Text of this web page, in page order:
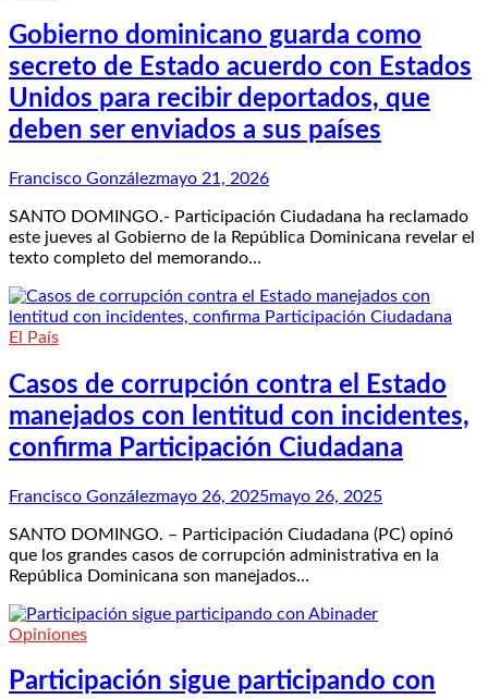
Gobierno dominicano guarda como
secreto de Estado acuerdo con Estados
Unidos para recibir deportados, que
deben ser enviados a sus países
Francisco Gonzálezmayo 21, 2026
SANTO DOMINGO.- Participación Ciudadana ha reclamado
este jueves al Gobierno de la República Dominicana revelar el
texto completo del memorando…
El País
Casos de corrupción contra el Estado
manejados con lentitud con incidentes,
confirma Participación Ciudadana
Francisco Gonzálezmayo 26, 2025mayo 26, 2025
SANTO DOMINGO. – Participación Ciudadana (PC) opinó
que los grandes casos de corrupción administrativa en la
República Dominicana son manejados…
Opiniones
Participación sigue participando con